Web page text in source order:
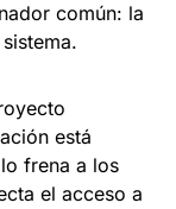
común: la
está
frena a los
el acceso a